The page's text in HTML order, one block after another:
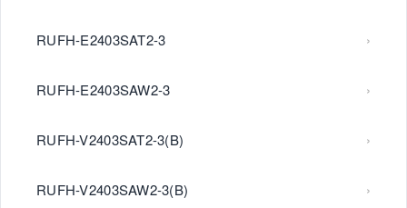
RUFH-E2403SAT2-3
RUFH-E2403SAW2-3
RUFH-V2403SAT2-3(B)
RUFH-V2403SAW2-3(B)